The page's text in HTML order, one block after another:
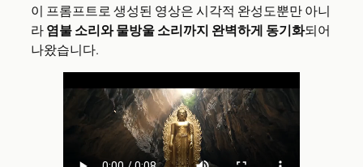
이 프롬프트로 생성된 영상은 시각적 완성도뿐만 아니
라염불 소리와 물방울 소리까지 완벽하게 동기화되어
나왔습니다.